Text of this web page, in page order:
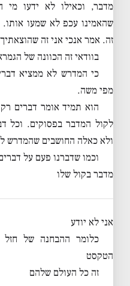
מדבר, וכאילו לא ידעו מי
שהאמינו עכפ לא שמעו
זה. אמר אנכי אני זה
בוודאי זה הכוונה של
כי המדרש לא ממציא
מפי משה.
הוא תמיד אומר דברים
לקול המדבר בפסוקים. וכל
ולא כאלה החושבים שהמדרש
וכמו שדברנו פעם על
מדבר בקול שלו
אני לא יודע
כלומר ההבחנה של
הטקסט
זה כל העולם שלהם